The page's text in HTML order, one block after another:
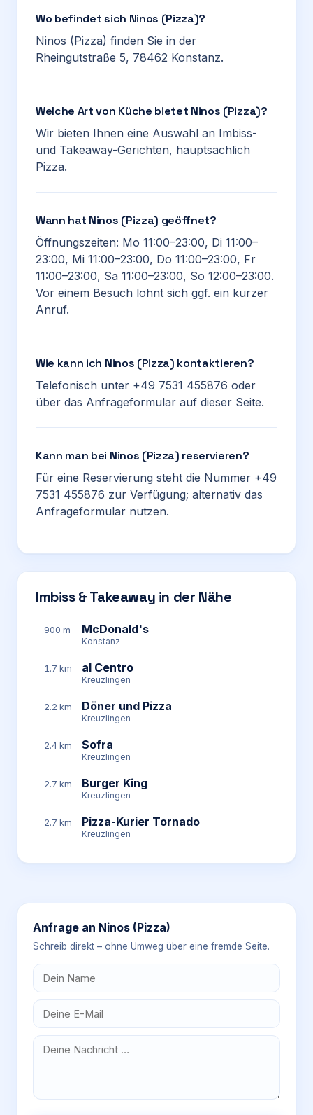
Wo befindet sich Ninos (Pizza)?
Ninos (Pizza) finden Sie in der
Rheingutstraße 5, 78462 Konstanz.
Welche Art von Küche bietet Ninos (Pizza)?
Wir bieten Ihnen eine Auswahl an Imbiss-
und Takeaway-Gerichten, hauptsächlich
Pizza.
Wann hat Ninos (Pizza) geöffnet?
Öffnungszeiten: Mo 11:00–23:00, Di 11:00–
23:00, Mi 11:00–23:00, Do 11:00–23:00, Fr
11:00–23:00, Sa 11:00–23:00, So 12:00–23:00.
Vor einem Besuch lohnt sich ggf. ein kurzer
Anruf.
Wie kann ich Ninos (Pizza) kontaktieren?
Telefonisch unter +49 7531 455876 oder
über das Anfrageformular auf dieser Seite.
Kann man bei Ninos (Pizza) reservieren?
Für eine Reservierung steht die Nummer +49
7531 455876 zur Verfügung; alternativ das
Anfrageformular nutzen.
Imbiss & Takeaway in der Nähe
900 m McDonald's
Konstanz
1.7 km al Centro
Kreuzlingen
2.2 km Döner und Pizza
Kreuzlingen
2.4 km Sofra
Kreuzlingen
2.7 km Burger King
Kreuzlingen
2.7 km Pizza-Kurier Tornado
Kreuzlingen
Anfrage an Ninos (Pizza)
Schreib direkt – ohne Umweg über eine fremde Seite.